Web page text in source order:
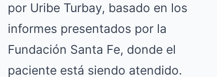
por Uribe Turbay, basado en los
informes presentados por la
Fundación Santa Fe, donde el
paciente está siendo atendido.